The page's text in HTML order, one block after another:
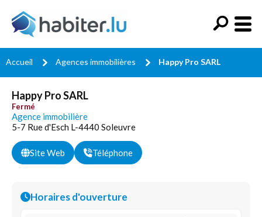
Accueil Agences immobilières Happy Pro SARL
Happy Pro SARL
Fermé
Agence immobilière
5-7 Rue d'Esch L-4440 Soleuvre
Site Web Téléphone
Horaires d'ouverture